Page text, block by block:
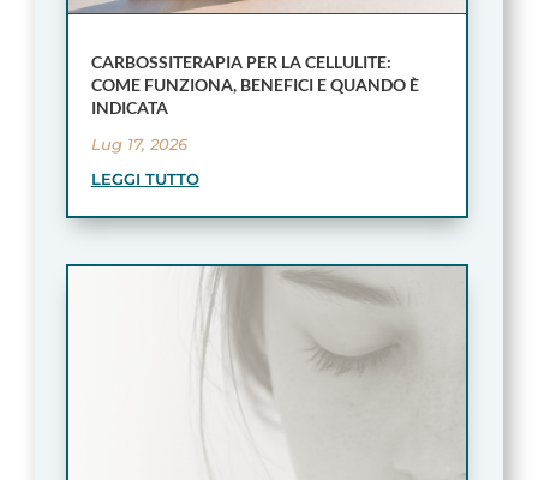
CARBOSSITERAPIA PER LA CELLULITE:
COME FUNZIONA, BENEFICI E QUANDO È
INDICATA
Lug 17, 2026
LEGGI TUTTO